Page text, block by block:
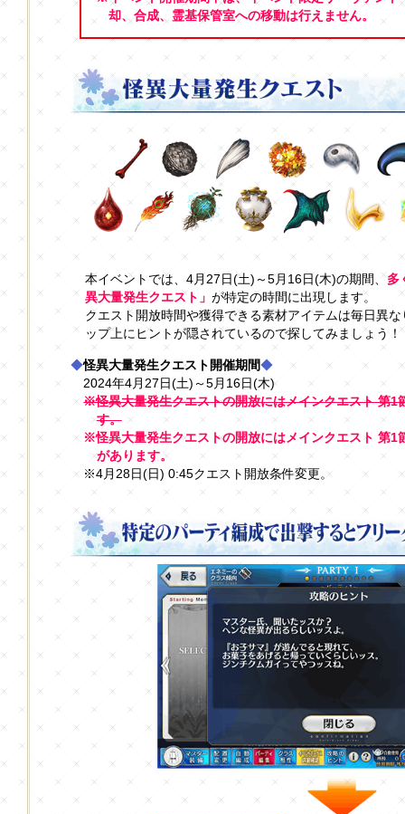
却、合成、霊基保管室への移動は行えません。
本イベントでは、4月27日(土)～5月16日(木)の期間、多
異大量発生クエスト」 が特定の時間に出現します。
クエスト開放時間や獲得できる素材アイテムは毎日異
ップ上にヒントが隠されているので探してみましょう！
◆怪異大量発生クエスト開催期間◆
2024年4月27日(土)～5月16日(木)
※怪異大量発生クエストの開放にはメインクエスト 第1
す。
※怪異大量発生クエストの開放にはメインクエスト 第1
があります。
※4月28日(日) 0:45クエスト開放条件変更。